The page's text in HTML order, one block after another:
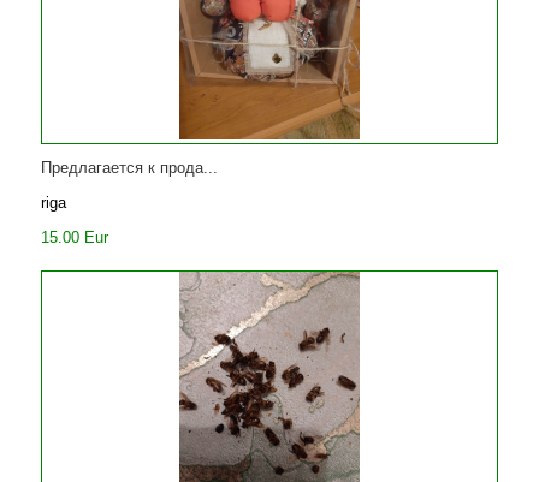
Предлагается к прода...
riga
15.00 Eur